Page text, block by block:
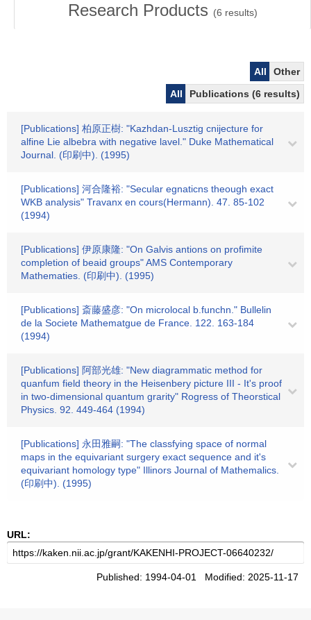
Research Products (6 results)
All
Other
All
Publications (6 results)
[Publications] 柏原正樹: "Kazhdan-Lusztig cnijecture for
alfine Lie albebra with negative lavel." Duke Mathematical
Journal. (印刷中). (1995)
[Publications] 河合隆裕: "Secular egnaticns theough exact
WKB analysis" Travanx en cours(Hermann). 47. 85-102
(1994)
[Publications] 伊原康隆: "On Galvis antions on profimite
completion of beaid groups" AMS Contemporary
Mathematies. (印刷中). (1995)
[Publications] 斎藤盛彦: "On microlocal b.funchn." Bullelin
de la Societe Mathematgue de France. 122. 163-184
(1994)
[Publications] 阿部光雄: "New diagrammatic method for
quanfum field theory in the Heisenbery picture III - It's proof
in two-dimensional quantum grarity" Rogress of Theorstical
Physics. 92. 449-464 (1994)
[Publications] 永田雅嗣: "The classfying space of normal
maps in the equivariant surgery exact sequence and it's
equivariant homology type" Illinors Journal of Mathemalics.
(印刷中). (1995)
URL:
Published: 1994-04-01 Modified: 2025-11-17